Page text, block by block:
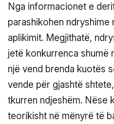
Nga informacionet e
parashikohen
aplikimit. Megjithatë,
jetë konkurrenca shumë
një vend brenda kuotës
vende për gjashtë
tkurren ndjeshëm. Nëse
teorikisht në mënyrë të